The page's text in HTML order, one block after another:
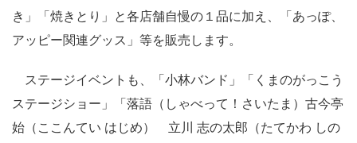
き」「焼きとり」と各店舗自慢の１品に加え、「あっぽ、
アッピー関連グッス」等を販売します。
ステージイベントも、「小林バンド」「くまのがっこう
ステージショー」「落語（しゃべって！さいたま）古今亭
始（ここんてい はじめ） 立川 志の太郎（たてかわ しの